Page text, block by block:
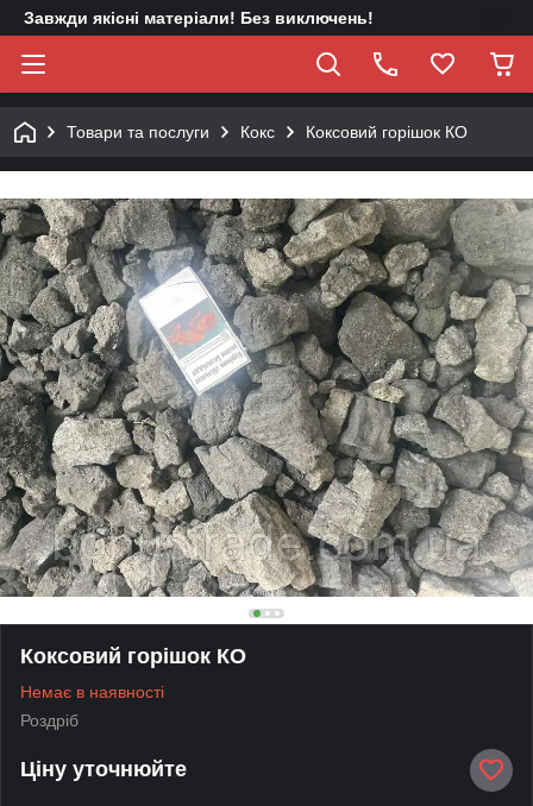
Завжди якісні матеріали! Без виключень!
Товари та послуги Кокс Коксовий горішок КО
Коксовий горішок КО
Немає в наявності
Роздріб
Ціну уточнюйте